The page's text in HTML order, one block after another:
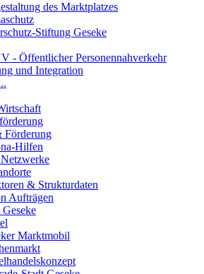
des Marktplatzes
Stiftung Geseke
- Öffentlicher Personennahverkehr
und Integration
Förderung
Hilfen
& Strukturdaten
Aufträgen
Marktmobil